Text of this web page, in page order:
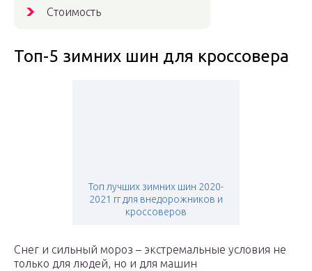
Стоимость
Топ-5 зимних шин для кроссовера
Топ лучших зимних шин 2020-
2021 гг для внедорожников и
кроссоверов
Снег и сильный мороз – экстремальные условия не
только для людей, но и для машин